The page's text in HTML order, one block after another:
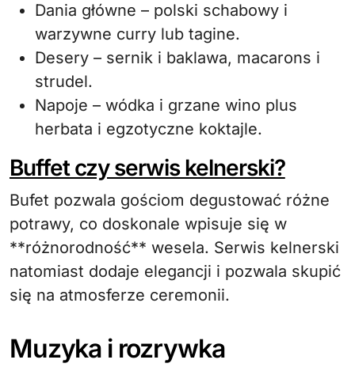
Dania główne – polski schabowy i
warzywne curry lub tagine.
Desery – sernik i baklawa, macarons i
strudel.
Napoje – wódka i grzane wino plus
herbata i egzotyczne koktajle.
Buffet czy serwis kelnerski?
Bufet pozwala gościom degustować różne
potrawy, co doskonale wpisuje się w
**różnorodność** wesela. Serwis kelnerski
natomiast dodaje elegancji i pozwala skupić
się na atmosferze ceremonii.
Muzyka i rozrywka